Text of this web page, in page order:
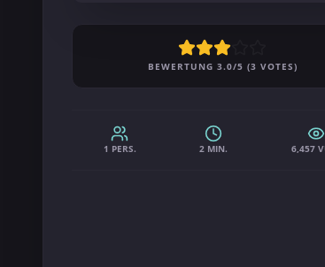
BEWERTUNG 3.0/5 (3 VOTES)
1 PERS. 2 MIN. 6,457